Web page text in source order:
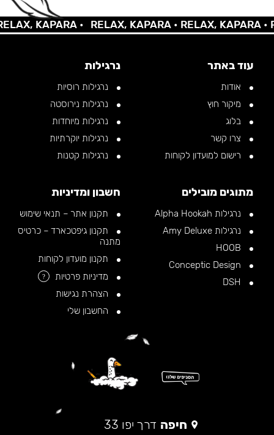
KAPARA • RELAX, KAPARA •RELAX, KAPARA •
עוד באתר
אודות
מיקור חוץ
בלוג
צרו קשר
רישום למועדון לקוחות
נרגילות
נרגילות רוסיות
נרגילות נירוסטה
נרגילות מיוחדות
נרגילות יוקרתיות
נרגילות קטנות
מתוגים מובילים
נרגילות Alpha Hookah
נרגילות Amy Deluxe
חשבון ומדיניות
תקנון אתר – תנאי שימוש
תקנון גיפטכארד – כרטיס
מתנה
תקנון מועדון לקוחות
מדיניות פרטיות
?
הצהרת נגישות
החשבון שלי
חיפה דרך יפו 33